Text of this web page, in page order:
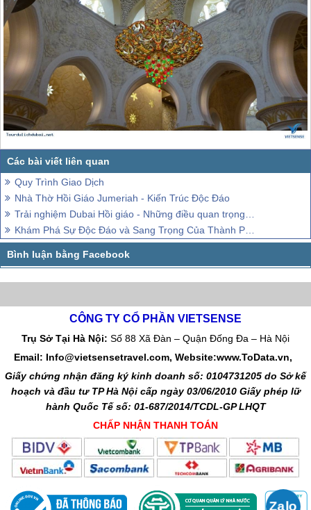
Quy Trình Giao Dịch
Nhà Thờ Hồi Giáo Jumeriah - Kiến Trúc Độc Đáo
Trải nghiệm Dubai Hồi giáo - Những điều quan trọng cần biết
Khám Phá Sự Độc Đáo và Sang Trọng Của Thành Phố Hồi Giáo
CÔNG TY CỔ PHẦN VIETSENSE
Trụ Sở Tại Hà Nội: Số 88 Xã Đàn – Quận Đống Đa – Hà Nội
Email: Info@vietsensetravel.com, Website:www.ToData.vn,
Giấy chứng nhận đăng ký kinh doanh số: 0104731205 do Sở kế
hoạch và đầu tư TP Hà Nội cấp ngày 03/06/2010 Giấy phép lữ
hành Quốc Tế số: 01-687/2014/TCDL-GP LHQT
CHẤP NHẬN THANH TOÁN